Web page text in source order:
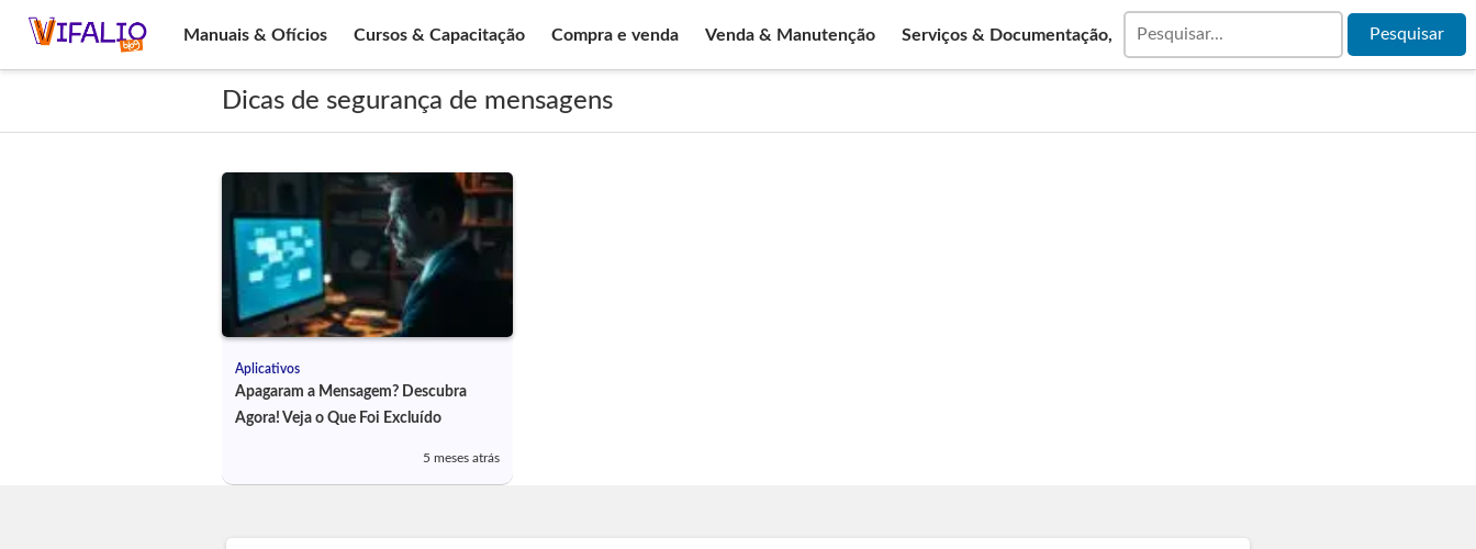
Manuais & Ofícios Cursos & Capacitação Compra e venda Venda & Manutenção Serviços & Documentação,
Dicas de segurança de mensagens
Aplicativos
Apagaram a Mensagem? Descubra
Agora! Veja o Que Foi Excluído
5 meses atrás